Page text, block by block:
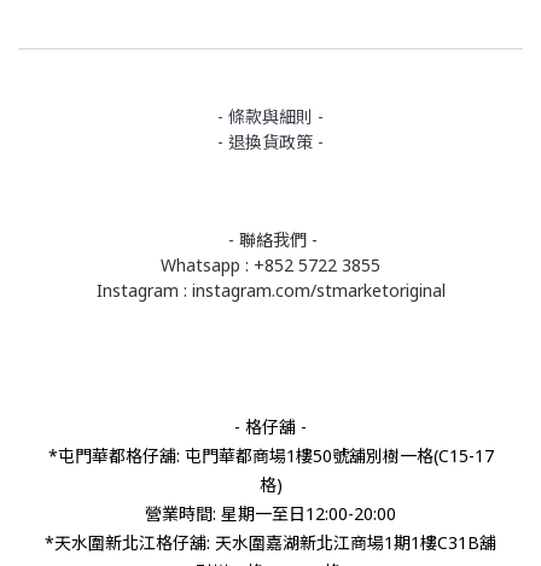
- 條款與細則 -
- 退換貨政策 -
- 聯絡我們 -
Whatsapp : +852 5722 3855
Instagram : instagram.com/stmarketoriginal
- 格仔舖 -
*屯門華都格仔舖: 屯門華都商場1樓50號舖別樹一格(C15-17
格)
營業時間: 星期一至日12:00-20:00
*天水圍新北江格仔舖: 天水圍嘉湖新北江商場1期1樓C31B舖